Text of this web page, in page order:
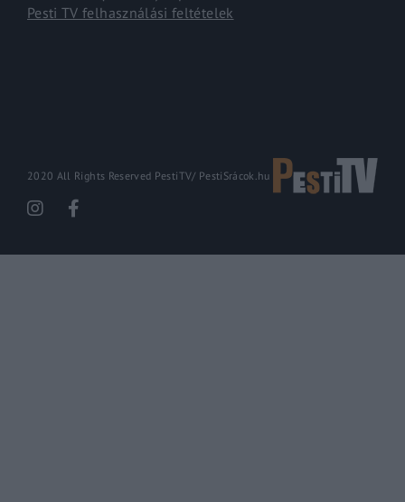
Pesti TV felhasználási feltételek
2020 All Rights Reserved PestiTV/ PestiSrácok.hu